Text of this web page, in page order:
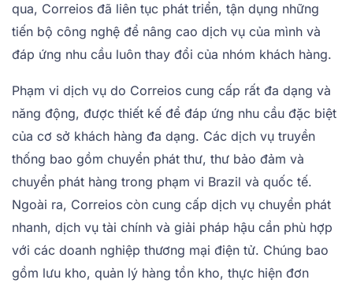
qua, Correios đã liên tục phát triển, tận dụng những
tiến bộ công nghệ để nâng cao dịch vụ của mình và
đáp ứng nhu cầu luôn thay đổi của nhóm khách hàng.
Phạm vi dịch vụ do Correios cung cấp rất đa dạng và
năng động, được thiết kế để đáp ứng nhu cầu đặc biệt
của cơ sở khách hàng đa dạng. Các dịch vụ truyền
thống bao gồm chuyển phát thư, thư bảo đảm và
chuyển phát hàng trong phạm vi Brazil và quốc tế.
Ngoài ra, Correios còn cung cấp dịch vụ chuyển phát
nhanh, dịch vụ tài chính và giải pháp hậu cần phù hợp
với các doanh nghiệp thương mại điện tử. Chúng bao
gồm lưu kho, quản lý hàng tồn kho, thực hiện đơn